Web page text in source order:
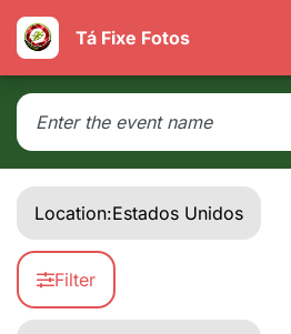
Tá Fixe Fotos
Location:Estados Unidos
Filter